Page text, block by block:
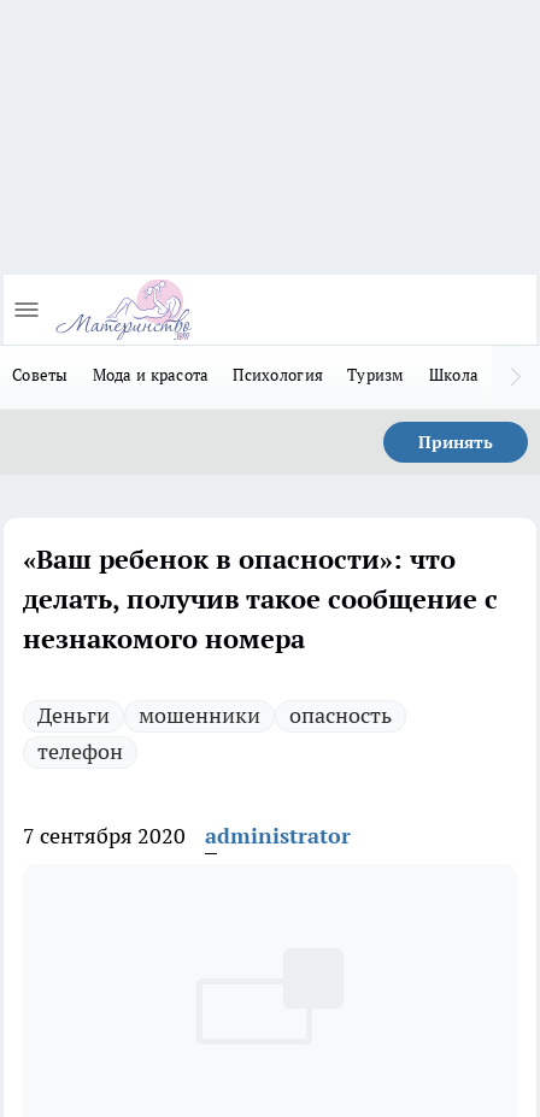
Советы Мода и красота Психология Туризм Школа
Принять
«Ваш ребенок в опасности»: что
делать, получив такое сообщение с
незнакомого номера
Деньги мошенники
опасность
телефон
7 сентября 2020 administrator